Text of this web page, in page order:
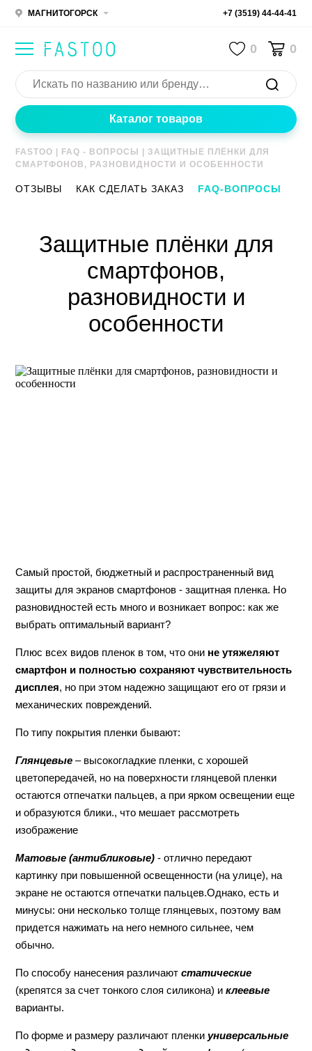
МАГНИТОГОРСК +7 (3519) 44-44-41
0 0
Каталог товаров
FASTOO FAQ - ВОПРОСЫ
ЗАЩИТНЫЕ ПЛЁНКИ ДЛЯ
СМАРТФОНОВ, РАЗНОВИДНОСТИ И ОСОБЕННОСТИ
ОТЗЫВЫ КАК СДЕЛАТЬ ЗАКАЗ FAQ-ВОПРОСЫ
Защитные плёнки для
смартфонов,
разновидности и
особенности
Самый простой, бюджетный и распространенный вид
защиты для экранов смартфонов - защитная пленка. Но
разновидностей есть много и возникает вопрос: как же
выбрать оптимальный вариант?
Плюс всех видов пленок в том, что они не утяжеляют
смартфон и полностью сохраняют чувствительность
дисплея, но при этом надежно защищают его от грязи и
механических повреждений.
По типу покрытия пленки бывают:
Глянцевые – высокогладкие пленки, с хорошей
цветопередачей, но на поверхности глянцевой пленки
остаются отпечатки пальцев, а при ярком освещении еще
и образуются блики., что мешает рассмотреть
изображение
Матовые (антибликовые) - отлично передают
картинку при повышенной освещенности (на улице), на
экране не остаются отпечатки пальцев.Однако, есть и
минусы: они несколько толще глянцевых, поэтому вам
придется нажимать на него немного сильнее, чем
обычно.
По способу нанесения различаютстатические
(крепятся за счет тонкого слоя силикона) иклеевые
варианты.
По форме и размеру различают пленки универсальные